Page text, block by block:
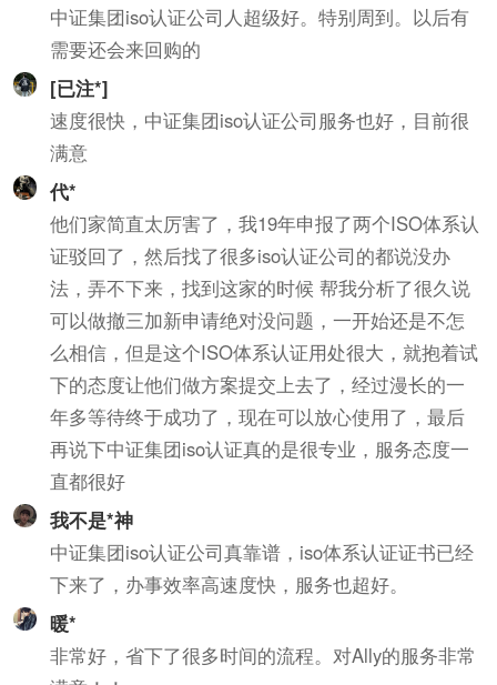
中证集团iso认证公司人超级好。特别周到。以后有
需要还会来回购的
[已注*]
速度很快，中证集团iso认证公司服务也好，目前很
满意
代*
他们家简直太厉害了，我19年申报了两个ISO体系认
证驳回了，然后找了很多iso认证公司的都说没办
法，弄不下来，找到这家的时候 帮我分析了很久说
可以做撤三加新申请绝对没问题，一开始还是不怎
么相信，但是这个ISO体系认证用处很大，就抱着试
下的态度让他们做方案提交上去了，经过漫长的一
年多等待终于成功了，现在可以放心使用了，最后
再说下中证集团iso认证真的是很专业，服务态度一
直都很好
我不是*神
中证集团iso认证公司真靠谱，iso体系认证证书已经
下来了，办事效率高速度快，服务也超好。
暖*
非常好，省下了很多时间的流程。对Ally的服务非常